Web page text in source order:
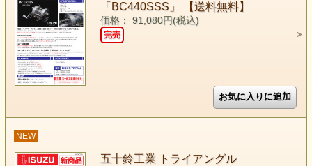
「BC440SSS」 【送料無料】
価格： 91,080円(税込)
完売
NEW
五十鈴工業 トライアングル